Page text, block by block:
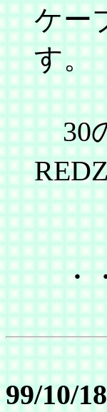
ケー
す。
30
・
99/10/